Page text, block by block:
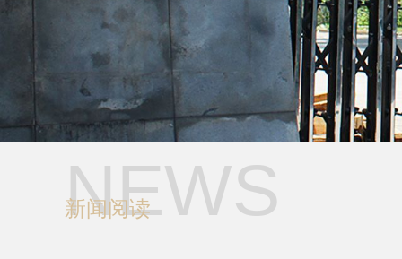
新闻阅读
NEWS
活性炭需要多久更换？